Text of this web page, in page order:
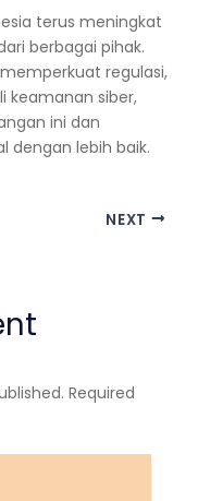
terus meningkat
berbagai pihak.
regulasi,
keamanan siber,
ini dan
dengan lebih baik.
NEXT
Required